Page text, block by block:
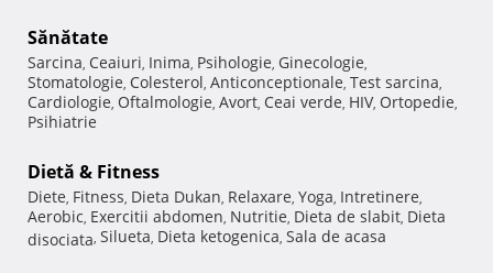
Sănătate
Sarcina, Ceaiuri, Inima, Psihologie, Ginecologie,
Stomatologie, Colesterol, Anticonceptionale, Test sarcina,
Cardiologie, Oftalmologie, Avort, Ceai verde, HIV, Ortopedie,
Psihiatrie
Dietă & Fitness
Diete, Fitness, Dieta Dukan, Relaxare, Yoga, Intretinere,
Aerobic, Exercitii abdomen, Nutritie, Dieta de slabit, Dieta
disociata, Silueta, Dieta ketogenica, Sala de acasa